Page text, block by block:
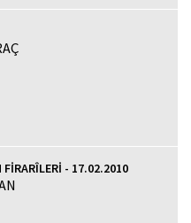
- 17.02.2010